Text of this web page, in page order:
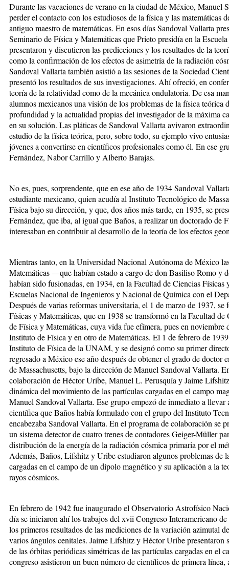
Durante las vacaciones de verano en la ciudad de México, Manuel
perder el contacto con los estudiosos de la física y las matemáticas
antiguo maestro de matemáticas. En esos días Sandoval Vallarta
Seminario de Física y Matemáticas que Prieto presidía en la
presentaron y discutieron las predicciones y los resultados de la
como la confirmación de los efectos de asimetría de la radiación
Sandoval Vallarta también asistió a las sesiones de la Sociedad
presentó los resultados de sus investigaciones. Ahí ofreció, en
teoría de la relatividad como de la mecánica ondulatoria. De esa
alumnos mexicanos una visión de los problemas de la física teórica
profundidad y la actualidad propias del investigador de la máxima
en su solución. Las pláticas de Sandoval Vallarta avivaron
estudio de la física teórica, pero, sobre todo, su ejemplo vivo
jóvenes a convertirse en científicos profesionales como él. En ese
Fernández, Nabor Carrillo y Alberto Barajas.
No es, pues, sorprendente, que en ese año de 1934 Sandoval
estudiante mexicano, quien acudía al Instituto Tecnológico de
Física bajo su dirección, y que, dos años más tarde, en 1935, se
Fernández, que iba, al igual que Baños, a realizar un doctorado de
interesaban en contribuir al desarrollo de la teoría de los efectos
Mientras tanto, en la Universidad Nacional Autónoma de México
Matemáticas —que habían estado a cargo de don Basiliso Romo y
habían sido fusionadas, en 1934, en la Facultad de Ciencias Físicas
Escuelas Nacional de Ingenieros y Nacional de Química con el
Después de varias reformas universitaria, el 1 de marzo de 1937,
Físicas y Matemáticas, que en 1938 se transformó en la Facultad
de Física y Matemáticas, cuya vida fue efímera, pues en noviembre
Instituto de Física y en otro de Matemáticas. El 1 de febrero de
Instituto de Física de la UNAM, y se designó como su primer
regresado a México ese año después de obtener el grado de
de Massachusetts, bajo la dirección de Manuel Sandoval Vallarta.
colaboración de Héctor Uribe, Manuel L. Perusquía y Jaime
dinámica del movimiento de las partículas cargadas en el campo
Manuel Sandoval Vallarta. Ese grupo empezó de inmediato a
científica que Baños había formulado con el grupo del Instituto
encabezaba Sandoval Vallarta. En el programa de colaboración se
un sistema detector de cuatro trenes de contadores Geiger-Müller
distribución de la energía de la radiación cósmica primaria por el
Además, Baños, Lifshitz y Uribe estudiaron algunos problemas de
cargadas en el campo de un dipolo magnético y su aplicación a la
rayos cósmicos.
En febrero de 1942 fue inaugurado el Observatorio Astrofísico
día se iniciaron ahí los trabajos del xvii Congreso Interamericano
los primeros resultados de las mediciones de la variación azimutal
varios ángulos cenitales. Jaime Lifshitz y Héctor Uribe presentaron
de las órbitas periódicas simétricas de las partículas cargadas en el
congreso asistieron un buen número de científicos de primera